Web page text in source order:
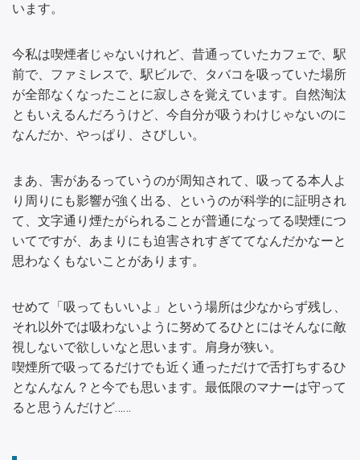
います。
今私は喫煙者じゃないけれど、昔通っていたカフェで、駅
前で、ファミレスで、駅ビルで、タバコを吸っていた場所
が全部なくなったことに寂しさを覚えています。自然淘汰
ともいえるんだろうけど、今自分が吸うわけじゃないのに
なんだか、やっぱり、さびしい。
まあ、害があるっていうのが周知されて、吸ってる本人よ
り周りにも影響が強く出る、というのが科学的に証明され
て、文字通り煙たがられることが普通になってる喫煙につ
いてですが、あまりにも迫害されすぎててなんだかなーと
思わなくもないことがあります。
せめて「吸ってもいいよ」という場所は少なからず残し、
それ以外では吸わないように努めてるひとにはそんなに敵
視しないで欲しいなと思います。肩身が狭い。
喫煙所で吸ってるだけでも近く通っただけで舌打ちするひ
となんなん？と今でも思います。最低限のマナーは守って
ると思うんだけど……